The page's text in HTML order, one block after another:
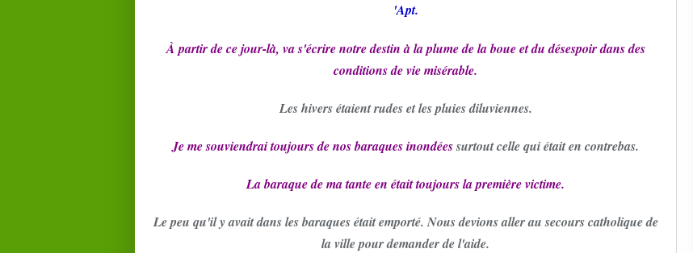
'Apt.
Àpartir de ce jour-là, va s'écrire notre destin à la plume de la boue et du désespoir dans des
conditions de vie misérable.
Les hivers étaient rudes et les pluies diluviennes.
Je me souviendrai toujours de nos baraques inondéessurtout celle qui était en contrebas.
La baraque de ma tante en était toujours la première victime.
Le peu qu'il y avait dans les baraques était emporté. Nous devions aller au secours catholique de
la ville pour demander de l'aide.